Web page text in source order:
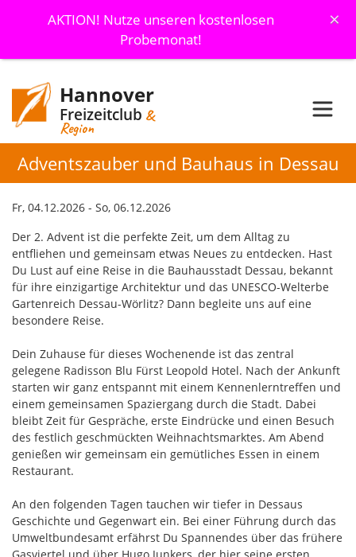
AKTION! Nutze unseren kostenlosen
Probemonat!
×
Hannover
Freizeitclub &
Region
Adventszauber und Bauhaus in Dessau
Fr, 04.12.2026 - So, 06.12.2026
Der 2. Advent ist die perfekte Zeit, um dem Alltag zu
entfliehen und gemeinsam etwas Neues zu entdecken. Hast
Du Lust auf eine Reise in die Bauhausstadt Dessau, bekannt
für ihre einzigartige Architektur und das UNESCO-Welterbe
Gartenreich Dessau-Wörlitz? Dann begleite uns auf eine
besondere Reise.
Dein Zuhause für dieses Wochenende ist das zentral
gelegene Radisson Blu Fürst Leopold Hotel. Nach der Ankunft
starten wir ganz entspannt mit einem Kennenlerntreffen und
einem gemeinsamen Spaziergang durch die Stadt. Dabei
bleibt Zeit für Gespräche, erste Eindrücke und einen Besuch
des festlich geschmückten Weihnachtsmarktes. Am Abend
genießen wir gemeinsam ein gemütliches Essen in einem
Restaurant.
An den folgenden Tagen tauchen wir tiefer in Dessaus
Geschichte und Gegenwart ein. Bei einer Führung durch das
Umweltbundesamt erfährst Du Spannendes über das frühere